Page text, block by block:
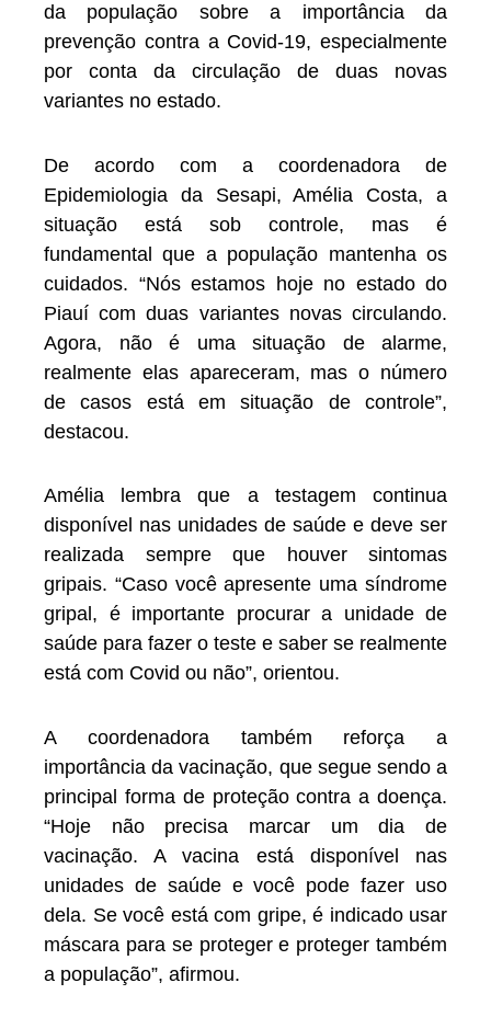
da população sobre a importância da
prevenção contra a Covid-19, especialmente
por conta da circulação de duas novas
variantes no estado.
De acordo com a coordenadora de
Epidemiologia da Sesapi, Amélia Costa, a
situação está sob controle, mas é
fundamental que a população mantenha os
cuidados. “Nós estamos hoje no estado do
Piauí com duas variantes novas circulando.
Agora, não é uma situação de alarme,
realmente elas apareceram, mas o número
de casos está em situação de controle”,
destacou.
Amélia lembra que a testagem continua
disponível nas unidades de saúde e deve ser
realizada sempre que houver sintomas
gripais. “Caso você apresente uma síndrome
gripal, é importante procurar a unidade de
saúde para fazer o teste e saber se realmente
está com Covid ou não”, orientou.
A coordenadora também reforça a
importância da vacinação, que segue sendo a
principal forma de proteção contra a doença.
“Hoje não precisa marcar um dia de
vacinação. A vacina está disponível nas
unidades de saúde e você pode fazer uso
dela. Se você está com gripe, é indicado usar
máscara para se proteger e proteger também
a população”, afirmou.